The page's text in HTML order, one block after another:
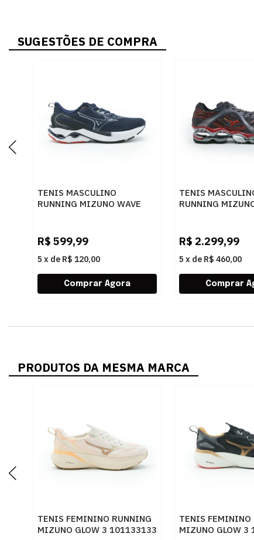
SUGESTÕES DE COMPRA
TENIS MASCULINO
RUNNING MIZUNO WAVE
R$ 599,99
5 x de R$ 120,00
TENIS
RUNNING
R$ 2.299,99
5 x de R$ 460,00
PRODUTOS DA MESMA MARCA
TENIS FEMININO RUNNING
MIZUNO GLOW 3 101133133
TENIS FEMININO
MIZUNO GLOW